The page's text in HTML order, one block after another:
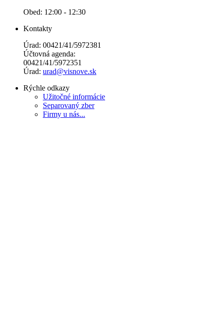
Obed: 12:00 - 12:30
Kontakty
Úrad: 00421/41/5972381
Účtovná agenda:
00421/41/5972351
Úrad: urad@visnove.sk
Rýchle odkazy
Užitočné informácie
Separovaný zber
Firmy u nás...